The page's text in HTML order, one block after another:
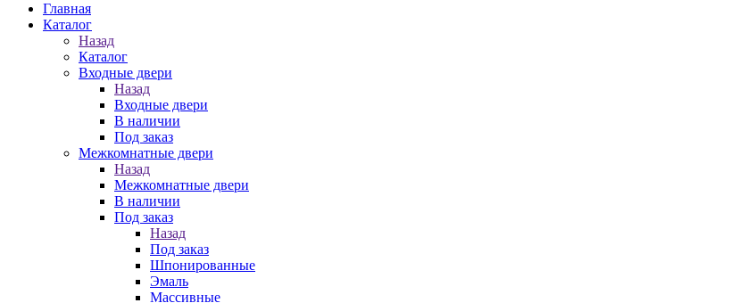
Главная
Каталог
Назад
Каталог
Входные двери
Назад
Входные двери
В наличии
Под заказ
Межкомнатные двери
Назад
Межкомнатные двери
В наличии
Под заказ
Назад
Под заказ
Шпонированные
Эмаль
Массивные